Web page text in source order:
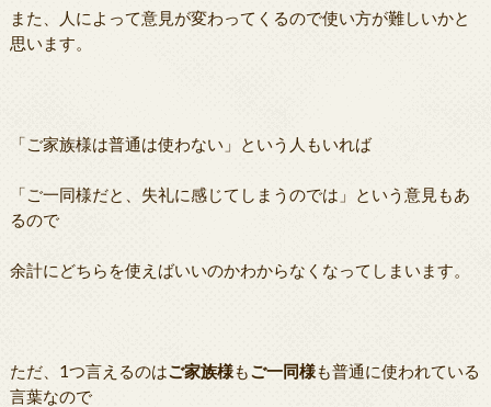
また、人によって意見が変わってくるので使い方が難しいかと
思います。
「ご家族様は普通は使わない」という人もいれば
「ご一同様だと、失礼に感じてしまうのでは」という意見もあ
るので
余計にどちらを使えばいいのかわからなくなってしまいます。
ただ、1つ言えるのはご家族様もご一同様も普通に使われている
言葉なので